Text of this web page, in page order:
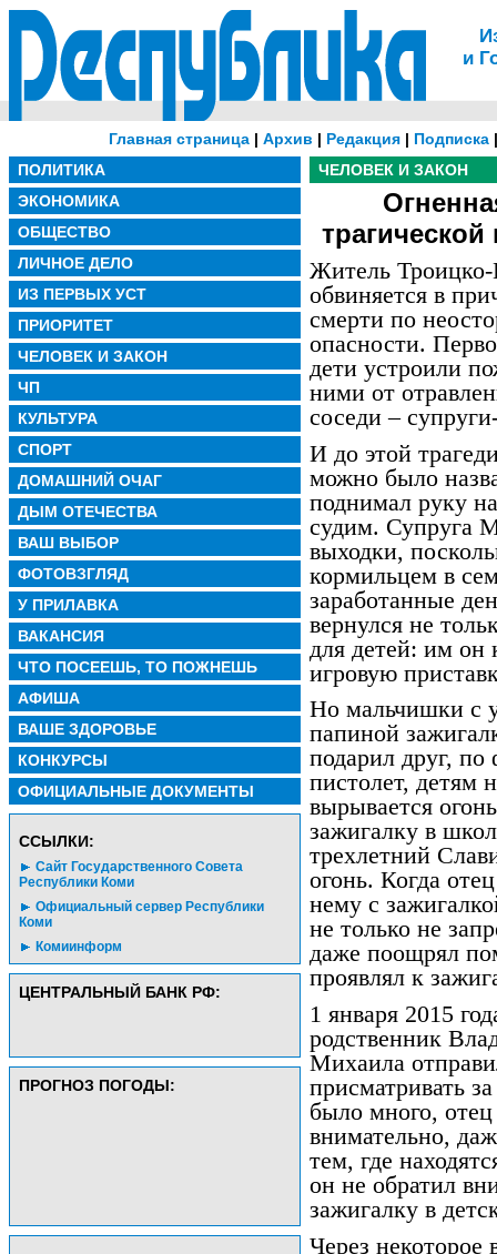
и
Главная страница | Архив | Редакция | Подписка
ПОЛИТИКА
ЭКОНОМИКА
ОБЩЕСТВО
ЛИЧНОЕ ДЕЛО
ИЗ ПЕРВЫХ УСТ
ПРИОРИТЕТ
ЧЕЛОВЕК И ЗАКОН
ЧП
КУЛЬТУРА
СПОРТ
ДОМАШНИЙ ОЧАГ
ДЫМ ОТЕЧЕСТВА
ВАШ ВЫБОР
ФОТОВЗГЛЯД
У ПРИЛАВКА
ВАКАНСИЯ
ЧТО ПОСЕЕШЬ, ТО ПОЖНЕШЬ
АФИША
ВАШЕ ЗДОРОВЬЕ
КОНКУРСЫ
ОФИЦИАЛЬНЫЕ ДОКУМЕНТЫ
CСЫЛКИ:
Сайт Государственного Совета
Республики Коми
Официальный сервер Республики
Коми
Комиинформ
ЦЕНТРАЛЬНЫЙ БАНК РФ:
ПРОГНОЗ ПОГОДЫ:
ЧЕЛОВЕК И ЗАКОН
Житель
обвиняется в
смерти по
опасности.
дети устроили
ними от
соседи –
И до этой
можно было
поднимал руку
судим. Супруга
выходки,
кормильцем в
заработанные
вернулся не
для детей: им он
игровую
Но мальчишки с
папиной
подарил друг,
пистолет, детям
вырывается
зажигалку в
трехлетний
огонь. Когда
нему с
не только не
даже поощрял
проявлял к
1 января 2015
родственник
Михаила
присматривать
было много,
внимательно,
тем, где
он не обратил
зажигалку в
Через